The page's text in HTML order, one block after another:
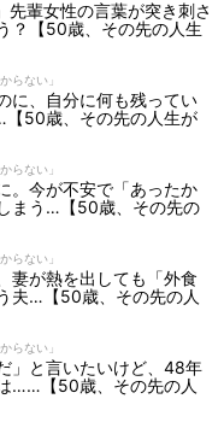
先輩女性の言葉が突き刺さ
？【50歳、その先の人生
らない」
に、自分に何も残ってい
50歳、その先の人生が
らない」
。今が不安で「あったか
まう…【50歳、その先の
らない」
妻が熱を出しても「外食
夫…【50歳、その先の人
らない」
」と言いたいけど、48年
……【50歳、その先の人